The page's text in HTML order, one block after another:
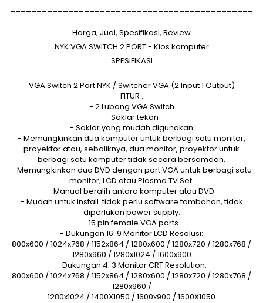
Harga, Jual, Spesifikasi, Review
NYK VGA SWITCH 2 PORT - Kios komputer
SPESIFIKASI
VGA Switch 2 Port NYK / Switcher VGA (2 Input 1 Output)
FITUR :
- 2 Lubang VGA Switch
- Saklar tekan
- Saklar yang mudah digunakan
- Memungkinkan dua komputer untuk berbagi satu monitor,
proyektor atau, sebaliknya, dua monitor, proyektor untuk
berbagi satu komputer tidak secara bersamaan.
- Memungkinkan dua DVD dengan port VGA untuk berbagi satu
monitor, LCD atau Plasma TV Set.
- Manual beralih antara komputer atau DVD.
- Mudah untuk install. tidak perlu software tambahan, tidak
diperlukan power supply.
- 15 pin female VGA ports.
- Dukungan 16: 9 Monitor LCD Resolusi:
800x600 / 1024x768 / 1152x864 / 1280x600 / 1280x720 / 1280x768 /
1280x960 / 1280x1024 / 1600x900
- Dukungan 4: 3 Monitor CRT Resolution:
800x600 / 1024x768 / 1152x864 / 1280x600 / 1280x720 / 1280x768 /
1280x960 /
1280x1024 / 1400X1050 / 1600x900 / 1600X1050